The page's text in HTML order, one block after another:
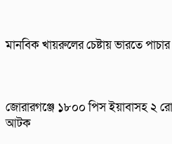
মানবিক খায়রুলের চেষ্টায় ভারতে
জোরারগঞ্জে ১৮০০ পিস ইয়াবাসহ ২
আটক